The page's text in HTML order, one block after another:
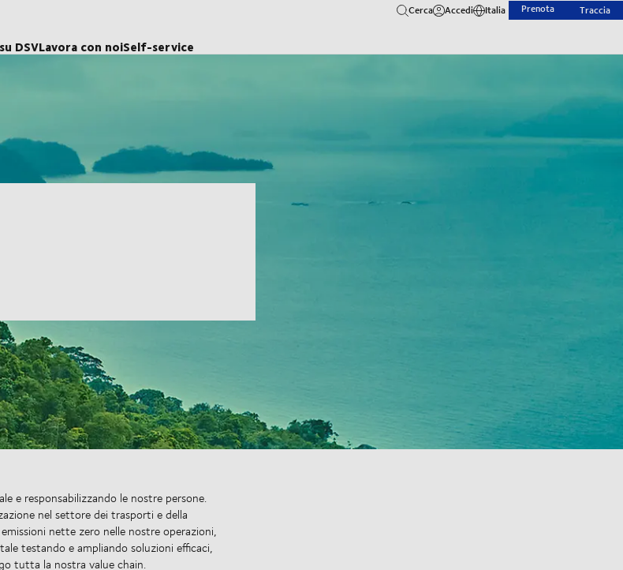
DSVLavora con noiSelf-service
Cerca Accedi Italia Prenota Traccia
e responsabilizzando le nostre persone.
nel settore dei trasporti e della
nette zero nelle nostre operazioni,
testando e ampliando soluzioni efficaci,
tutta la nostra value chain.